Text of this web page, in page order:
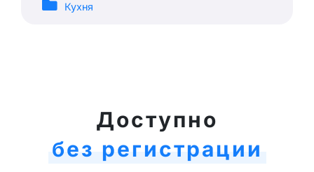
Кухня
Доступно
без регистрации